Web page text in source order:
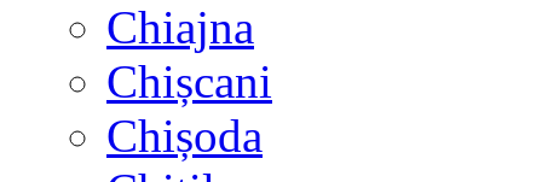
Chiajna
Chișcani
Chișoda